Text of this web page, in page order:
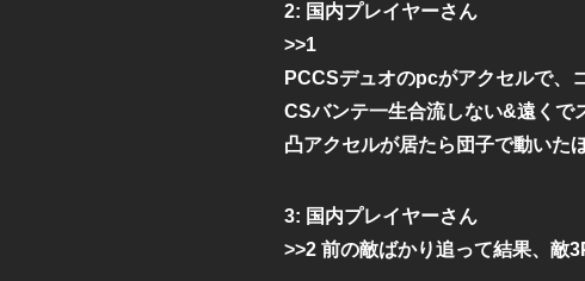
2: 国内プレイヤーさん
>>1
PCCSデュオのpcがアクセルで、
CSバンテ一生合流しない&遠くで
凸アクセルが居たら団子で動いた
3: 国内プレイヤーさん
>>2 前の敵ばかり追って結果、敵